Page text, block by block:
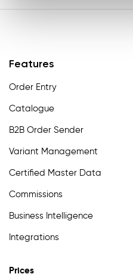
Features
Order Entry
Catalogue
B2B Order Sender
Variant Management
Certified Master Data
Commissions
Business Intelligence
Integrations
Prices